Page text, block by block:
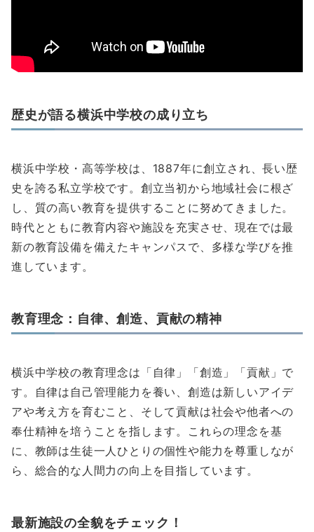
歴史が語る横浜中学校の成り立ち
横浜中学校・高等学校は、1887年に創立され、長い歴
史を誇る私立学校です。創立当初から地域社会に根ざ
し、質の高い教育を提供することに努めてきました。
時代とともに教育内容や施設を充実させ、現在では最
新の教育設備を備えたキャンパスで、多様な学びを推
進しています。
教育理念：自律、創造、貢献の精神
横浜中学校の教育理念は「自律」「創造」「貢献」で
す。自律は自己管理能力を養い、創造は新しいアイデ
アや考え方を育むこと、そして貢献は社会や他者への
奉仕精神を培うことを指します。これらの理念を基
に、教師は生徒一人ひとりの個性や能力を尊重しなが
ら、総合的な人間力の向上を目指しています。
最新施設の全貌をチェック！